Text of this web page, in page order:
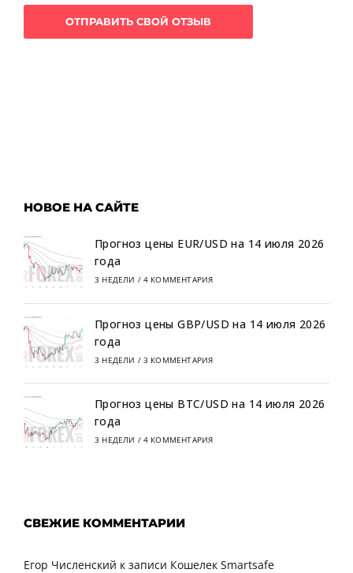
НОВОЕ НА САЙТЕ
Прогноз цены EUR/USD на 14 июля 2026
года
3 НЕДЕЛИ / 4 КОММЕНТАРИЯ
Прогноз цены GBP/USD на 14 июля 2026
года
3 НЕДЕЛИ / 3 КОММЕНТАРИЯ
Прогноз цены BTC/USD на 14 июля 2026
года
3 НЕДЕЛИ / 4 КОММЕНТАРИЯ
СВЕЖИЕ КОММЕНТАРИИ
Егор Численский к записи Кошелек Smartsafe